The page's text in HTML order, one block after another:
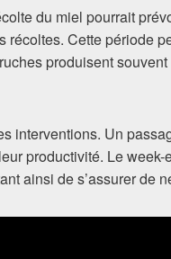
du miel pourrait
récoltes. Cette période
produisent
interventions. Un
productivité. Le week-
ainsi de s’assurer de